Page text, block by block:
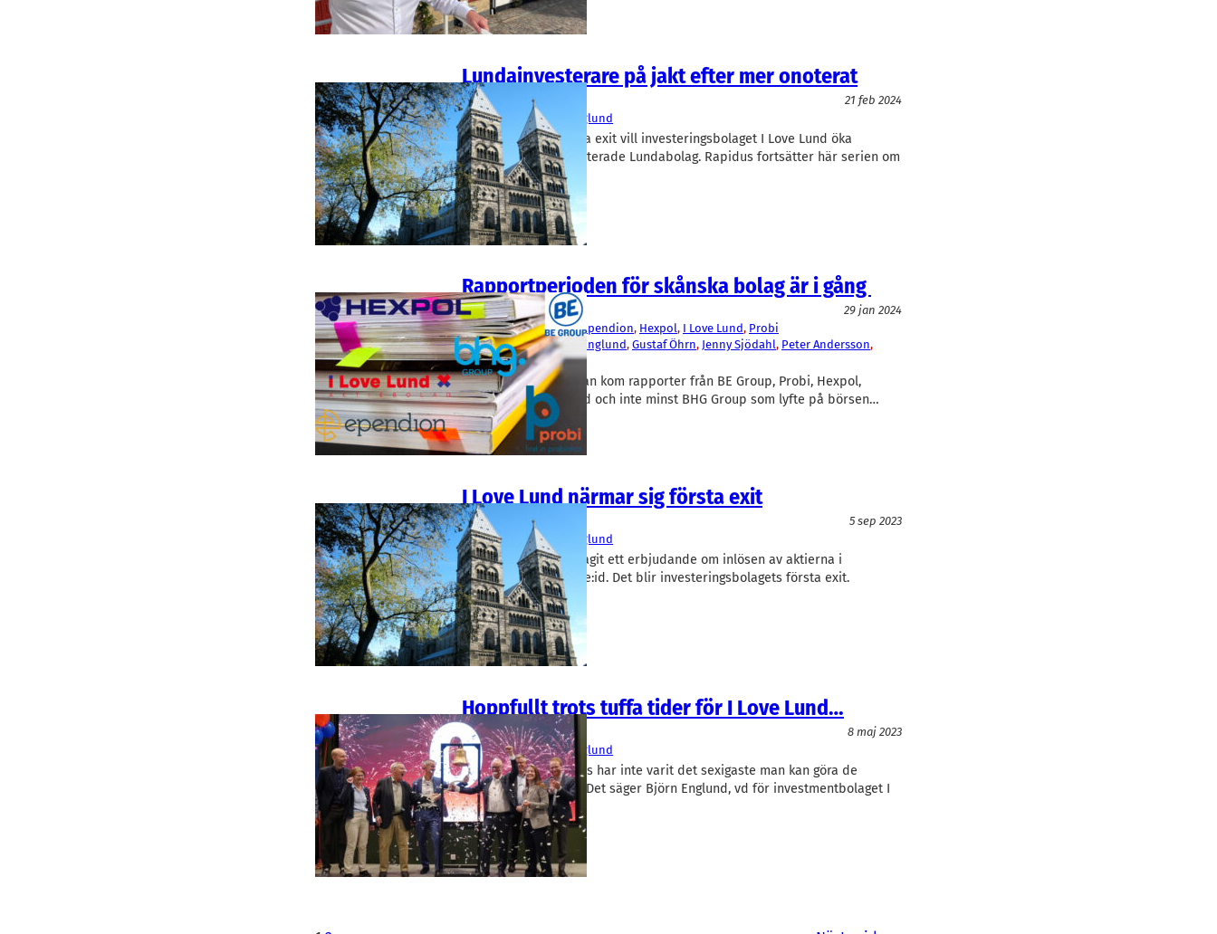
Lundainvesterare på jakt efter mer onoterat
Finans/Riskkapital
21 feb 2024
I Love Lund
Björn Englund
Sporrade av en första exit vill investeringsbolaget I Love Lund öka
investeringarna i onoterade Lundabolag. Rapidus fortsätter här serien om
skånska investerare.
Rapportperioden för skånska bolag är i gång
Fakta
29 jan 2024
BE Group, BHG Group, Ependion, Hexpol, I Love Lund, Probi
Anita Johansen, Björn Englund, Gustaf Öhrn, Jenny Sjödahl, Peter Andersson
Peter Rosén
I slutet av förra veckan kom rapporter från BE Group, Probi, Hexpol,
Ependion, I Love Lund och inte minst BHG Group som lyfte på börsen…
I Love Lund närmar sig första exit
Finans/Riskkapital
5 sep 2023
I Love Lund
Björn Englund
I Love Lund har godtagit ett erbjudande om inlösen av aktierna i
portföljbolaget House:id. Det blir investeringsbolagets första exit.
Hoppfullt trots tuffa tider för I Love Lund…
Finans/Riskkapital
8 maj 2023
I Love Lund
Björn Englund
Att finansiera startups har inte varit det sexigaste man kan göra de
senaste månaderna. Det säger Björn Englund, vd för investmentbolaget I
Love Lund som…